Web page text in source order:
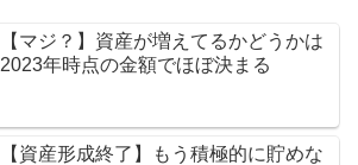
【マジ？】資産が増えてるかどうかは
2023年時点の金額でほぼ決まる
【資産形成終了】もう積極的に貯めな